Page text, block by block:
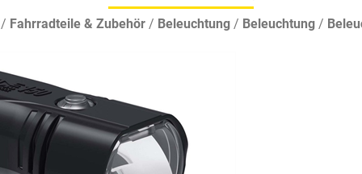
Fahrradteile & Zubehör/ Beleuchtung/ Beleuchtung/